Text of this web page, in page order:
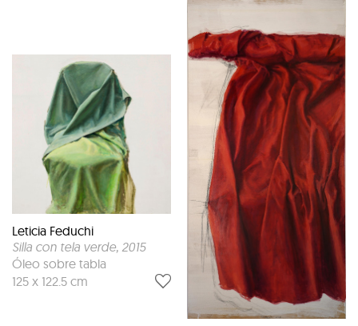
Leticia Feduchi
Silla con tela verde, 2015
Óleo sobre tabla
125 x 122.5 cm